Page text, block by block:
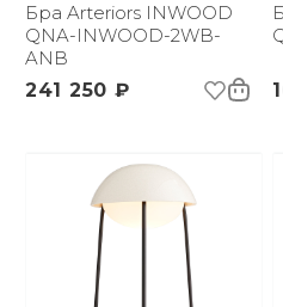
Бра Arteriors INWOOD
QNA-INWOOD-2WB-
ANB
241 250 ₽